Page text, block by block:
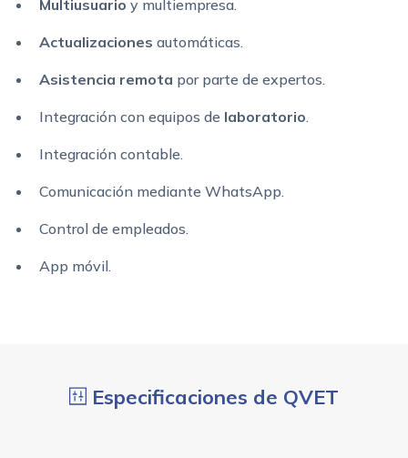
Multiusuario y multiempresa.
Actualizaciones automáticas.
Asistencia remota por parte de expertos.
Integración con equipos de laboratorio
Integración contable.
Comunicación mediante WhatsApp.
Control de empleados.
App móvil.
Especificaciones de QVET